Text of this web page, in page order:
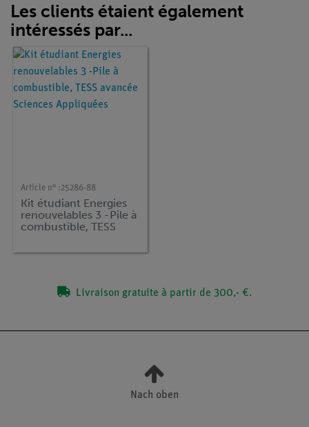
Les clients étaient également
intéressés par...
Article n° :25286-88
Kit étudiant Energies
renouvelables 3 -Pile à
combustible, TESS
Appliquées
Livraison gratuite à partir de 300,- €.
Nach oben